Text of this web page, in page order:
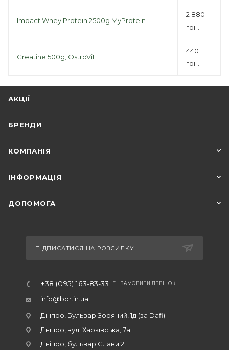
Impact Whey Protein 2500g MyProtein
2 880
грн.
Creatine 500g, OstroVit
440
грн.
АКЦІЇ
БРЕНДИ
КОМПАНІЯ
ІНФОРМАЦІЯ
ДОПОМОГА
ПІДПИСАТИСЯ НА РОЗСИЛКУ
+38 (095) 163-83-33 ЗАМОВИТИ ДЗВІНОК
info@bbr.in.ua
Дніпро, Бульвар Зоряний, 1д (за Dafi)
Дніпро, вул. Харківська, 7а
Дніпро, бульвар Слави 2г